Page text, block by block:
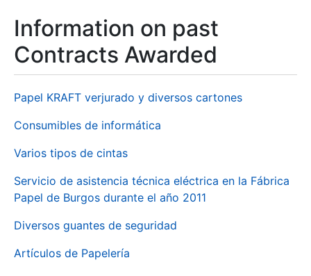
Information on past
Contracts Awarded
Papel KRAFT verjurado y diversos cartones
Consumibles de informática
Varios tipos de cintas
Servicio de asistencia técnica eléctrica en la Fábrica
Papel de Burgos durante el año 2011
Diversos guantes de seguridad
Artículos de Papelería